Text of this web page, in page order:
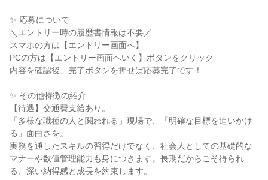
✨ 応募について
＼エントリー時の履歴書情報は不要／
スマホの方は【エントリー画面へ】
PCの方は【エントリー画面へいく】ボタンをクリック
内容を確認後、完了ボタンを押せば応募完了です！
✨ その他特徴の紹介
【待遇】交通費支給あり。
「多様な職種の人と関われる」現場で、「明確な目標を追いかけ
る」面白さを。
実務を通したスキルの習得だけでなく、社会人としての基礎的な
マナーや数値管理能力も身につきます。長期だからこそ得られ
る、深い納得感と成長を約束します。